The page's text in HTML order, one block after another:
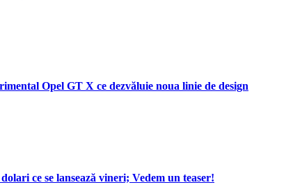
Opel GT X ce dezvăluie noua linie de design
ce se lansează vineri; Vedem un teaser!